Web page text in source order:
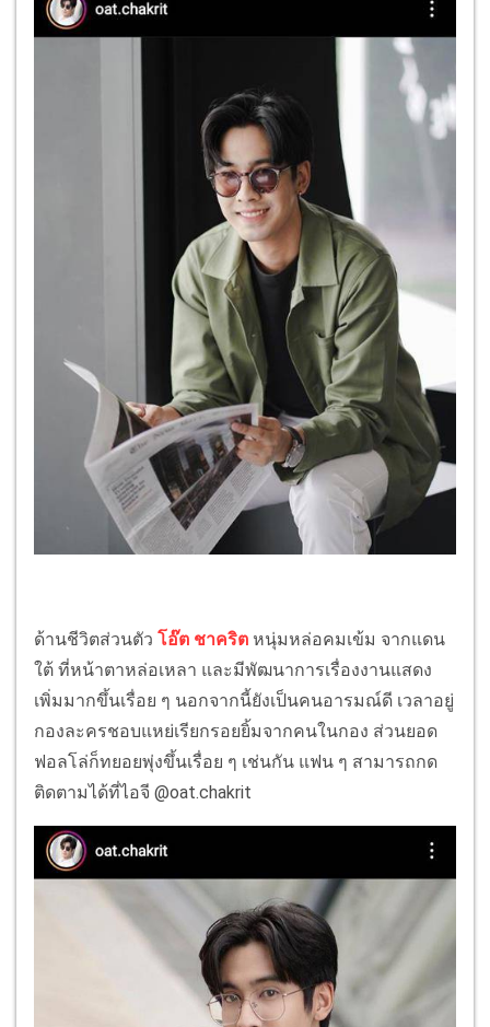
ด้านชีวิตส่วนตัว โอ๊ต ชาคริต หนุ่มหล่อคมเข้ม จากแดน
ใต้ ที่หน้าตาหล่อเหลา และมีพัฒนาการเรื่องงานแสดง
เพิ่มมากขึ้นเรื่อย ๆ นอกจากนี้ยังเป็นคนอารมณ์ดี เวลาอยู่
กองละครชอบแหย่เรียกรอยยิ้มจากคนในกอง ส่วนยอด
ฟอลโล่ก็ทยอยพุ่งขึ้นเรื่อย ๆ เช่นกัน แฟน ๆ สามารถกด
ติดตามได้ที่ไอจี @oat.chakrit